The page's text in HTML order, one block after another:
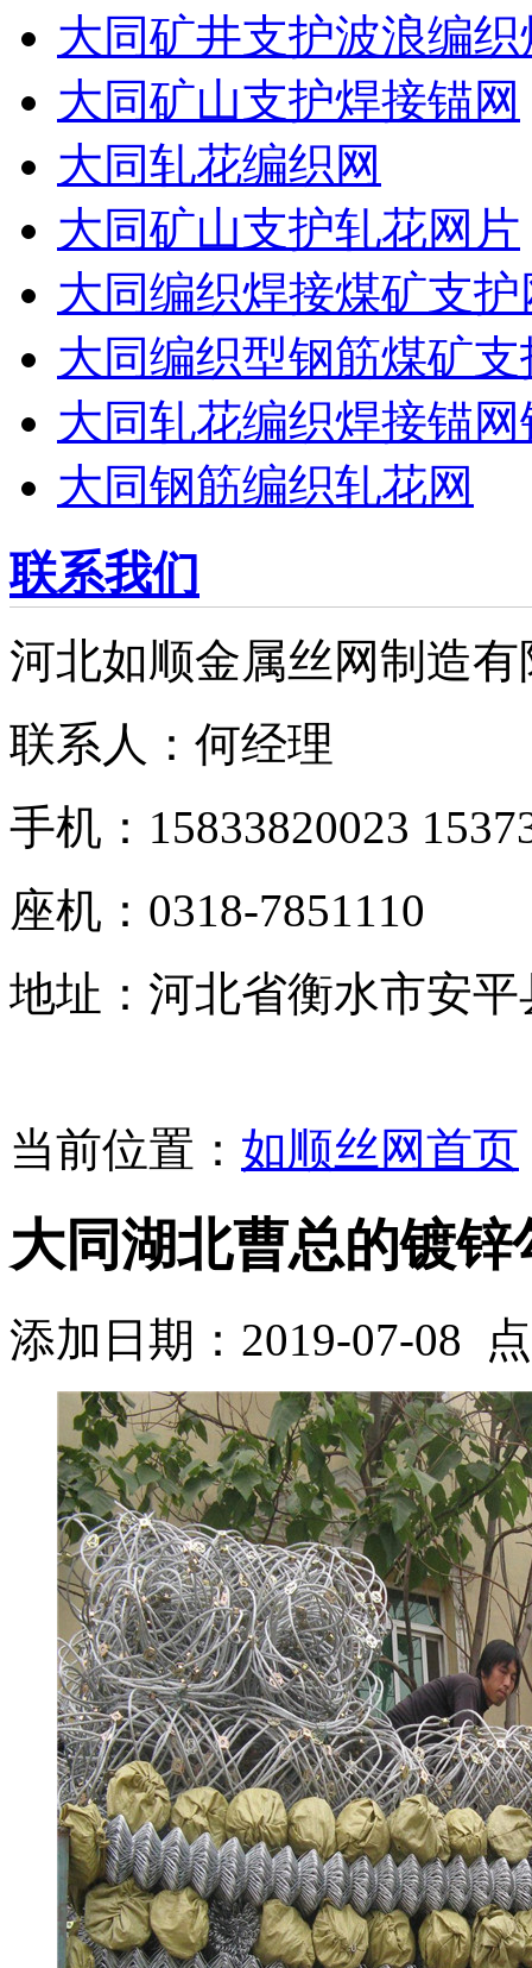
大同矿井支护波浪编
大同矿山支护焊接锚网
大同轧花编织网
大同矿山支护轧花网片
大同编织焊接煤矿支护
大同编织型钢筋煤矿
大同轧花编织焊接锚
大同钢筋编织轧花网
联系我们
河北如顺金属丝网制造有
联系人：何经理
手机：15833820023
座机：0318-7851110
地址：河北省衡水市安
当前位置： 如顺丝网首页
大同湖北曹总的镀锌
添加日期：2019-07-08